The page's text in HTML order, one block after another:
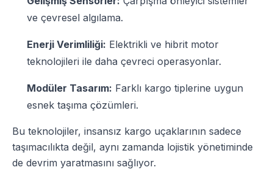
ve çevresel algılama.
Enerji Verimliliği: Elektrikli ve hibrit motor
teknolojileri ile daha çevreci operasyonlar.
Modüler Tasarım: Farklı kargo tiplerine uygun
esnek taşıma çözümleri.
Bu teknolojiler, insansız kargo uçaklarının sadece
taşımacılıkta değil, aynı zamanda lojistik yönetiminde
de devrim yaratmasını sağlıyor.